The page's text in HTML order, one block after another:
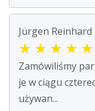
Jürgen Reinhard
★ ★ ★ ★ ★
Zamówiliśmy
je w ciągu
używan...